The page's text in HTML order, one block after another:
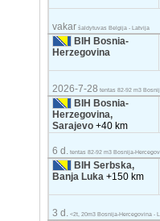
vakar šaldytuvas Belgija - Latvija
BIH Bosnia-
Herzegovina
2026-7-28 tentas 82-92 m3
BIH Bosnia-
Herzegovina,
Sarajevo+40 km
6 d. tentas 82-92 m3 Bosnija-
BIH Serbska,
Banja Luka+150 km
3 d. <2t, 20m3 Bosnija-Hercegovina -